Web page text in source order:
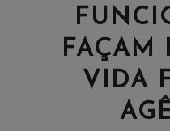
FAÇAM
VIDA